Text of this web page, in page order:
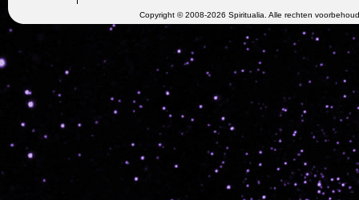
Copyright © 2008-2026 Spiritualia. Alle rechten